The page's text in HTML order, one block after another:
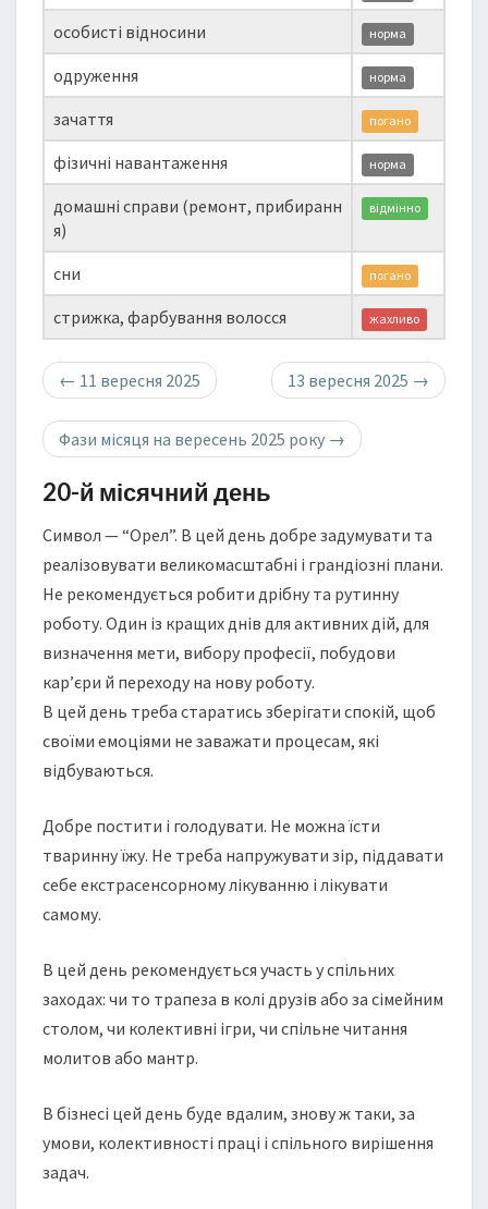
особисті відносини норма
одруження норма
зачаття погано
фізичні навантаження норма
домашні справи (ремонт, прибиранн
я)
відмінно
сни погано
стрижка, фарбування волосся жахливо
← 11 вересня 2025 13 вересня 2025 →
Фази місяця на вересень 2025 року →
20-й місячний день
Символ — “Орел”. В цей день добре задумувати та
реалізовувати великомасштабні і грандіозні плани.
Не рекомендується робити дрібну та рутинну
роботу. Один із кращих днів для активних дій, для
визначення мети, вибору професії, побудови
кар’єри й переходу на нову роботу.
В цей день треба старатись зберігати спокій, щоб
своїми емоціями не заважати процесам, які
відбуваються.
Добре постити і голодувати. Не можна їсти
тваринну їжу. Не треба напружувати зір, піддавати
себе екстрасенсорному лікуванню і лікувати
самому.
В цей день рекомендується участь у спільних
заходах: чи то трапеза в колі друзів або за сімейним
столом, чи колективні ігри, чи спільне читання
молитов або мантр.
В бізнесі цей день буде вдалим, знову ж таки, за
умови, колективності праці і спільного вирішення
задач.